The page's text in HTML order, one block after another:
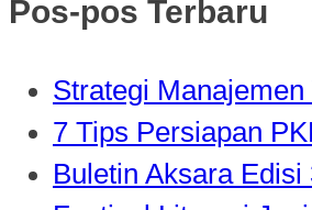
Pos-pos Terbaru
Strategi
7 Tips Persiapan
Buletin Aksara